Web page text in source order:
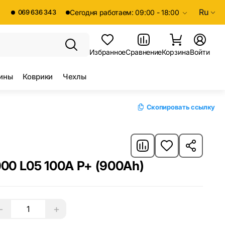
069 636 343 Сегодня работаем: 09:00 - 18:00 Ru
ИзбранноеСравнениеКорзинаВойти
Коврики Чехлы
Скопировать ссылку
L05 100A P+ (900Ah)
+